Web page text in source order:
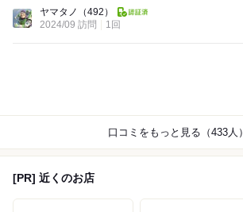
ヤマタノ
（492）
2024/09 訪問
1回
口コミをもっと見る（433人）
[PR] 近くのお店